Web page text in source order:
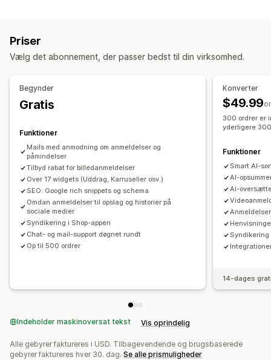
Faner eller sidebjælker
Bedste anmeldelser
Højdepunkter fra anmeldelser
Udvidede kodestykker
Anmodninger via mail
Brugergenereret indhold på sociale medier
Pop op-vinduer
Henvisninger
Import og eksport
Migrering af anmeldelser
Syndikering af anmeldelser
Automatiseringer
Tilpassede anmodninger
Analyser
Priser
Vælg det abonnement, der passer bedst til din virksomhed.
Begynder
Gratis
Funktioner
Mails med anmodning om anmeldelser og
påmindelser
Tilbyd rabat for billedanmeldelser
Over 17 widgets (Uddrag, Karruseller osv.)
SEO: Google rich snippets og schema
Omdan anmeldelser til opslag og historier på
sociale medier
Syndikering i Shop-appen
Chat- og mail-support døgnet rundt
Op til 500 ordrer
Konverter
$49.99
300 ordrer er
yderligere
Funktioner
Smart AI-
AI-
AI-
Syndikering
14-dages
Indeholder maskinoversat tekst Vis oprindelig
Alle gebyrer faktureres i USD. Tilbagevendende og brugsbaserede
gebyrer faktureres hver 30. dag. Se alle prismuligheder